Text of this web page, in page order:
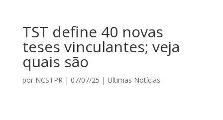
TST define 40 novas
teses vinculantes; veja
quais são
por NCSTPR| 07/07/25 | Ultimas Notícias